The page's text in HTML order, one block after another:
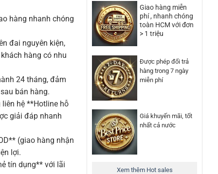
Giao hàng miễn
phí , nhanh chóng
toàn HCM với đơn
> 1 triệu
Được phép đổi trả
hàng trong 7 ngày
miễn phí
Giá khuyến mãi, tốt
nhất cả nước
Xem thêm Hot sales
hàng nhanh chóng
đai nguyên kiện,
hàng có nhu
24 tháng, đảm
bán hàng.
hệ **Hotline hỗ
giải đáp nhanh
(giao hàng nhận
lợi.
tín dụng** với lãi